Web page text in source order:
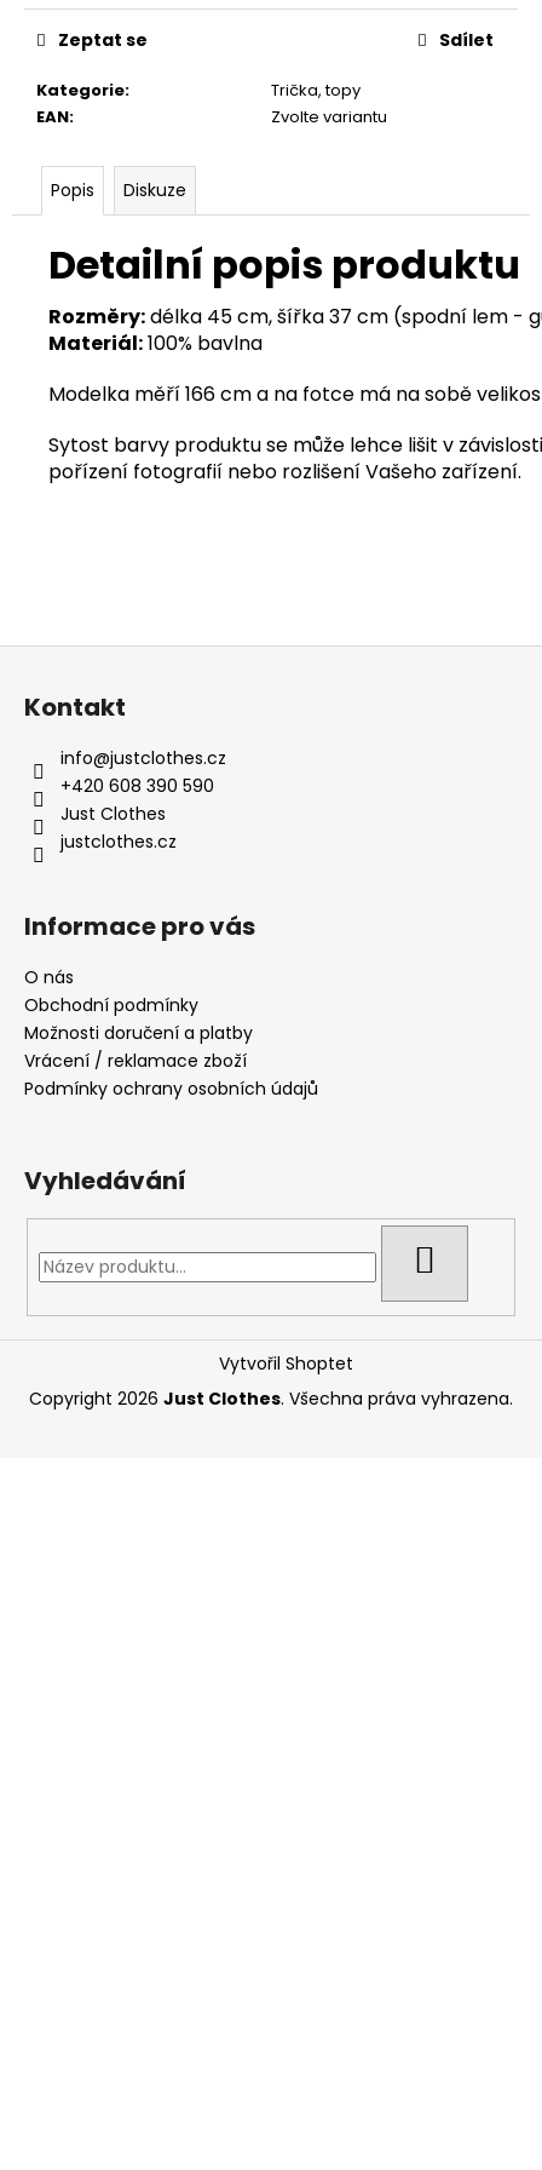
Kategorie:
Trička, topy
EAN: Zvolte variantu
Zeptat se Sdílet
Popis Diskuze
Detailní popis produktu
Rozměry:délka 45 cm, šířka 37 cm (spodní lem -
Materiál:100% bavlna
Modelka měří 166 cm a na fotce má na sobě
Sytost barvy produktu se může lehce lišit v
pořízení fotografií nebo rozlišení Vašeho zařízení.
Kontakt
info@justclothes.cz
+420 608 390 590
Just Clothes
justclothes.cz
Informace pro vás
O nás
Obchodní podmínky
Možnosti doručení a platby
Vrácení / reklamace zboží
Podmínky ochrany osobních údajů
Vyhledávání
Vytvořil Shoptet
Copyright 2026 Just Clothes. Všechna práva vyhrazena.